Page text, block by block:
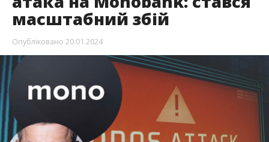
масштабний збій
Опубліковано 20.01.2024